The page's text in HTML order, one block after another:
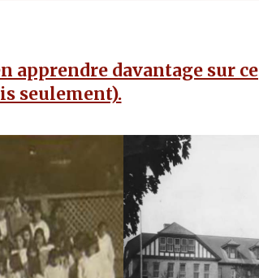
apprendre davantage sur ce
seulement).